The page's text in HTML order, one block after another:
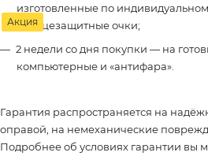
Акция
изготовленные по
солнцезащитные очки;
2 недели со дня покупки — на
компьютерные и «антифара».
Гарантия распространяется на
оправой, на немеханические
Подробнее об условиях гарантии вы